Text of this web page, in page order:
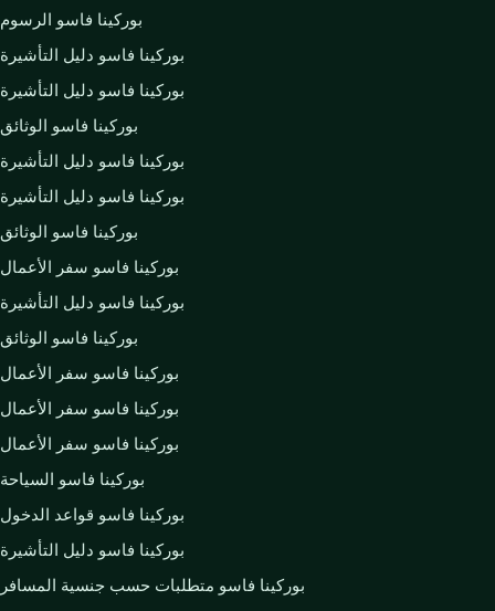
بوركينا فاسو الرسوم
بوركينا فاسو دليل التأشيرة
بوركينا فاسو دليل التأشيرة
بوركينا فاسو الوثائق
بوركينا فاسو دليل التأشيرة
بوركينا فاسو دليل التأشيرة
بوركينا فاسو الوثائق
بوركينا فاسو سفر الأعمال
بوركينا فاسو دليل التأشيرة
بوركينا فاسو الوثائق
بوركينا فاسو سفر الأعمال
بوركينا فاسو سفر الأعمال
بوركينا فاسو سفر الأعمال
بوركينا فاسو السياحة
بوركينا فاسو قواعد الدخول
بوركينا فاسو دليل التأشيرة
بوركينا فاسو متطلبات حسب جنسية المسافر